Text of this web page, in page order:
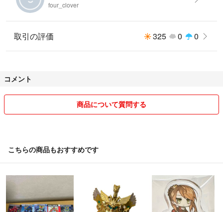
four_clover
取引の評価 325 0 0
コメント
商品について質問する
こちらの商品もおすすめです